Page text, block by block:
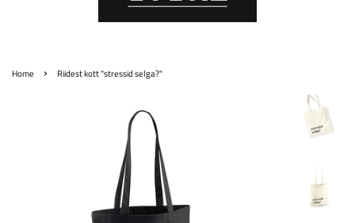
Home › Riidest kott "stressid selga?"